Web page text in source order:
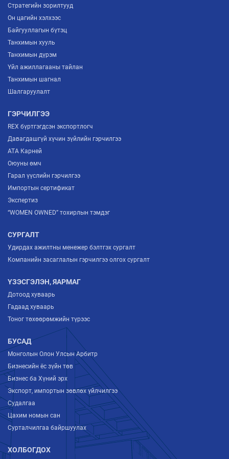
Стратегийн зорилтууд
Он цагийн хэлхээс
Байгууллагын бүтэц
Танхимын хууль
Танхимын дүрэм
Үйл ажиллагааны тайлан
Танхимын шагнал
Шалгаруулалт
ГЭРЧИЛГЭЭ
REX бүртгэгдсэн экспортлогч
Давагдашгүй хүчин зүйлийн гэрчилгээ
ATA Карней
Оюуны өмч
Гарал үүслийн гэрчилгээ
Импортын сертификат
Экспертиз
“WOMEN OWNED” тохирлын тэмдэг
СУРГАЛТ
Удирдах ажилтны менежер бэлтгэх сургалт
Компанийн засаглалын гэрчилгээ олгох сургалт
ҮЗЭСГЭЛЭН, ЯАРМАГ
Дотоод хуваарь
Гадаад хуваарь
Тоног төхөөрөмжийн түрээс
БУСАД
Монголын Олон Улсын Арбитр
Бизнесийн ёс зүйн төв
Бизнес ба Хүний эрх
Экспорт, импортын зөвлөх үйлчилгээ
Судалгаа
Цахим номын сан
Сурталчилгаа байршуулах
ХОЛБОГДОХ